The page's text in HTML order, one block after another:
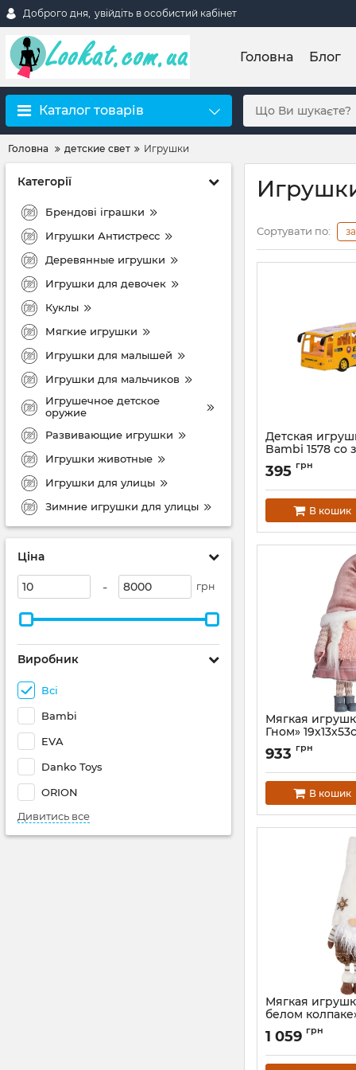
Доброго дня, увійдіть в особистий кабінет
Головна Блог
Каталог товарів
Головна детские свет Игрушки
Категорії
Брендові іграшки
Игрушки Антистресс
Деревянные игрушки
Игрушки для девочек
Куклы
Мягкие игрушки
Игрушки для малышей
Игрушки для мальчиков
Игрушечное детское
оружие
Развивающие игрушки
Игрушки животные
Игрушки для улицы
Зимние игрушки для улицы
Ціна
- грн
Виробник
Всі
Bambi
EVA
Danko Toys
ORION
Дивитись все
Сортувати по:
Детская
Bambi 1578 со
светом
Артикул:
395 грн
В кошик
Мягкая
Гном»
коричневым
Артикул:
933 грн
В кошик
Мягкая
белом
белый с
Артикул:
1 059 грн